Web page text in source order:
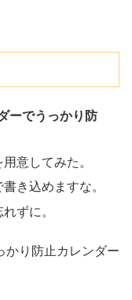
ーでうっかり防
意してみた。
き込めますな。
ずに。
り防止カレンダー